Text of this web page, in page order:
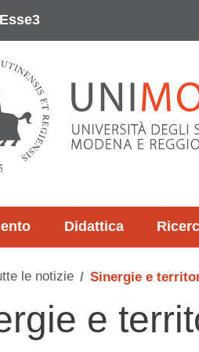
Esse3
Didattica
le notizie Sinergie e
e